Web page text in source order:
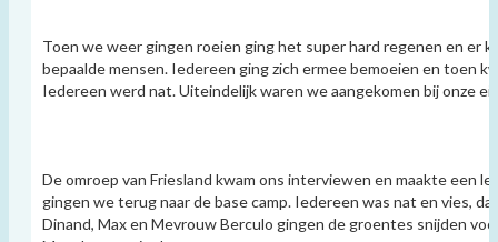
Toen we weer gingen roeien ging het super hard regenen en er
bepaalde mensen. Iedereen ging zich ermee bemoeien en toen
Iedereen werd nat. Uiteindelijk waren we aangekomen bij onze
De omroep van Friesland kwam ons interviewen en maakte een
gingen we terug naar de base camp. Iedereen was nat en vies,
Dinand, Max en Mevrouw Berculo gingen de groentes snijden